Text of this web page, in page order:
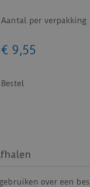
Aantal per verpakking
€ 9,55
Bestel
over een